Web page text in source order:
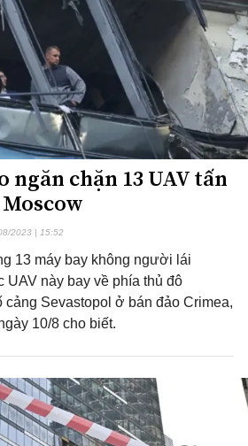
ngăn chặn 13 UAV tấn
2023 | 15:52
13 máy bay không người lái
UAV này bay về phía thủ đô
cảng Sevastopol ở bán đảo Crimea,
10/8 cho biết.